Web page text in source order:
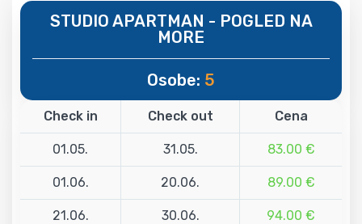
STUDIO APARTMAN - POGLED NA
MORE
Osobe: 5
Check in Check out Cena
01.05. 31.05. 83.00 €
01.06. 20.06. 89.00 €
21.06. 30.06. 94.00 €